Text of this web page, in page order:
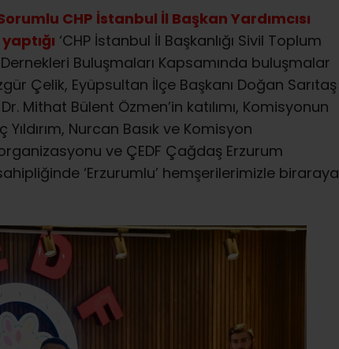
CHP İstanbul İl Başkan Yardımcısı
‘CHP İstanbul İl Başkanlığı Sivil Toplum
Buluşmaları Kapsamında buluşmalar
Çelik, Eyüpsultan İlçe Başkanı Doğan Sarıtaş
Mithat Bülent Özmen’in katılımı, Komisyonun
Nurcan Basık ve Komisyon
ve ÇEDF Çağdaş Erzurum
‘Erzurumlu’ hemşerilerimizle biraraya